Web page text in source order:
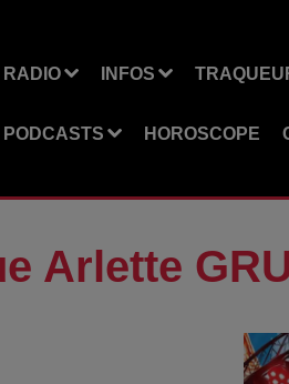
RADIO INFOS
PODCASTS HOROSCOPE
Arlette